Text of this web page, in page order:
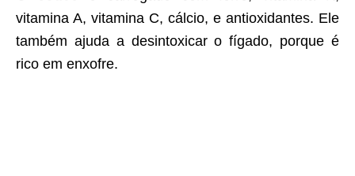
vitamina A, vitamina C, cálcio, e antioxidantes. Ele
também ajuda a desintoxicar o fígado, porque é
rico em enxofre.